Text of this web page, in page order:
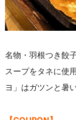
名物・羽根つき餃
スープをタネに使
ヨ」はガツンと暑